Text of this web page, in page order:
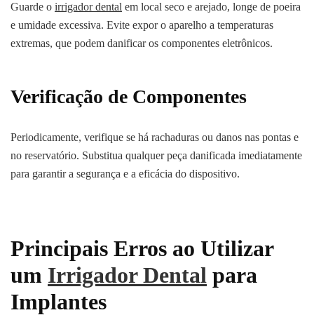
Guarde o irrigador dental em local seco e arejado, longe de poeira
e umidade excessiva. Evite expor o aparelho a temperaturas
extremas, que podem danificar os componentes eletrônicos.
Verificação de Componentes
Periodicamente, verifique se há rachaduras ou danos nas pontas e
no reservatório. Substitua qualquer peça danificada imediatamente
para garantir a segurança e a eficácia do dispositivo.
Principais Erros ao Utilizar
um Irrigador Dental para
Implantes